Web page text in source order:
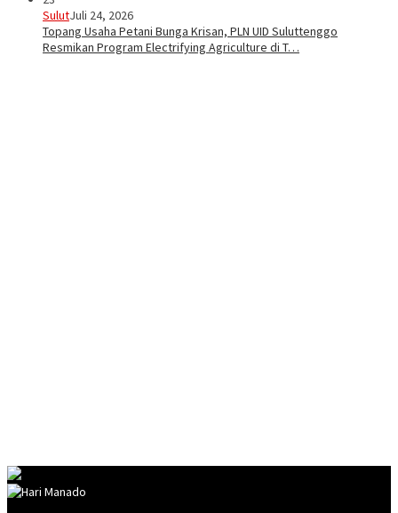
SulutJuli 24, 2026
Topang Usaha Petani Bunga Krisan, PLN UID Suluttenggo
Resmikan Program Electrifying Agriculture di T…